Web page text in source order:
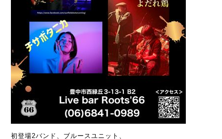
初登場2バンド、ブルースユニット、